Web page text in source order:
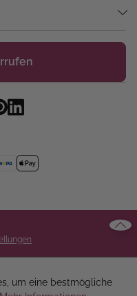
um eine bestmögliche